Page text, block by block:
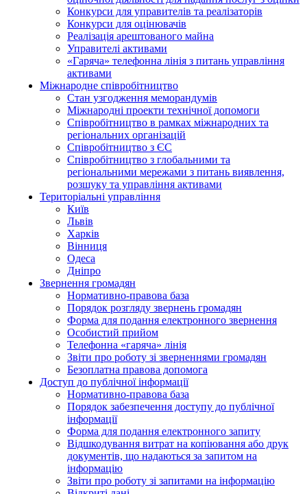
Конкурси для управителів та реалізаторів
Конкурси для оцінювачів
Реалізація арештованого майна
Управителі активами
«Гаряча» телефонна лінія з питань управління
активами
Міжнародне співробітництво
Стан узгодження меморандумів
Міжнародні проекти технічної допомоги
Співробітництво в рамках міжнародних та
регіональних організацій
Співробітництво з ЄС
Співробітництво з глобальними та
регіональними мережами з питань виявлення,
розшуку та управління активами
Територіальні управління
Київ
Львів
Харків
Вінниця
Одеса
Дніпро
Звернення громадян
Нормативно-правова база
Порядок розгляду звернень громадян
Форма для подання електронного звернення
Особистий прийом
Телефонна «гаряча» лінія
Звіти про роботу зі зверненнями громадян
Безоплатна правова допомога
Доступ до публічної інформації
Нормативно-правова база
Порядок забезпечення доступу до публічної
інформації
Форма для подання електронного запиту
Відшкодування витрат на копіювання або друк
документів, що надаються за запитом на
інформацію
Звіти про роботу зі запитами на інформацію